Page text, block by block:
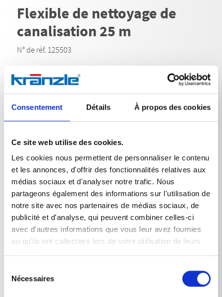
Consentement Détails À propos des cookies
Ce site web utilise des cookies.
Les cookies nous permettent de personnaliser le contenu
et les annonces, d'offrir des fonctionnalités relatives aux
médias sociaux et d'analyser notre trafic. Nous
partageons également des informations sur l'utilisation de
notre site avec nos partenaires de médias sociaux, de
publicité et d'analyse, qui peuvent combiner celles-ci
avec d'autres informations que vous leur avez fournies
ou qu'ils ont collectées lors de votre utilisation de leurs
Nécessaires
Flexible de nettoyage de
canalisation 25 m
N° de réf. 125503
Avec les tuyaux de nettoyage Kränzle, les tuyaux
nettoyés facilement et rapidement. Grâce aux buses
dirigées vers l'arrière, le tuyau de nettoyage des
canalisations se tire lui-même dans la canalisation et
frontal.
Données techniques
DONNÉES TECHNIQUES